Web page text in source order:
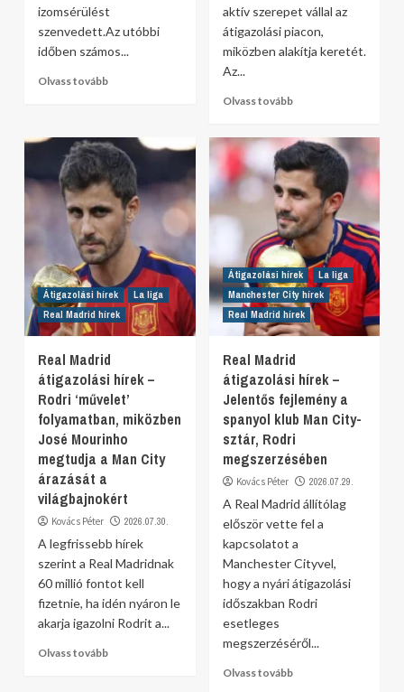
izomsérülést
szenvedett.Az utóbbi
időben számos...
Olvass tovább
aktív szerepet vállal az
átigazolási piacon,
miközben alakítja keretét.
Az...
Olvass tovább
Átigazolási hírek
La liga
Real Madrid hírek
Real Madrid
átigazolási hírek –
Rodri ‘művelet’
folyamatban, miközben
José Mourinho
megtudja a Man City
árazását a
világbajnokért
Kovács Péter 2026.07.30.
A legfrissebb hírek
szerint a Real Madridnak
60 millió fontot kell
fizetnie, ha idén nyáron le
akarja igazolni Rodrit a...
Olvass tovább
Átigazolási hírek
La liga
Manchester City hírek
Real Madrid hírek
Real Madrid
átigazolási hírek –
Jelentős fejlemény a
spanyol klub Man City-
sztár, Rodri
megszerzésében
Kovács Péter 2026.07.29.
A Real Madrid állítólag
először vette fel a
kapcsolatot a
Manchester Cityvel,
hogy a nyári átigazolási
időszakban Rodri
esetleges
megszerzéséről...
Olvass tovább